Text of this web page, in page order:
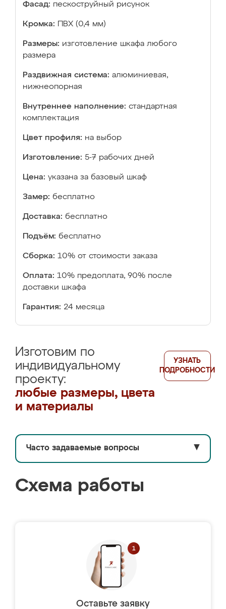
Фасад: пескоструйный рисунок
Кромка: ПВХ (0,4 мм)
Размеры: изготовление шкафа любого
размера
Раздвижная система: алюминиевая,
нижнеопорная
Внутреннее наполнение: стандартная
комплектация
Цвет профиля: на выбор
Изготовление: 5-7 рабочих дней
Цена: указана за базовый шкаф
Замер: бесплатно
Доставка: бесплатно
Подъём: бесплатно
Сборка: 10% от стоимости заказа
Оплата: 10% предоплата, 90% после
доставки шкафа
Гарантия: 24 месяца
Изготовим по
индивидуальному
проекту:
любые размеры, цвета
и материалы
УЗНАТЬ
ПОДРОБНОСТИ
Часто задаваемые вопросы ▼
Схема работы
Оставьте заявку